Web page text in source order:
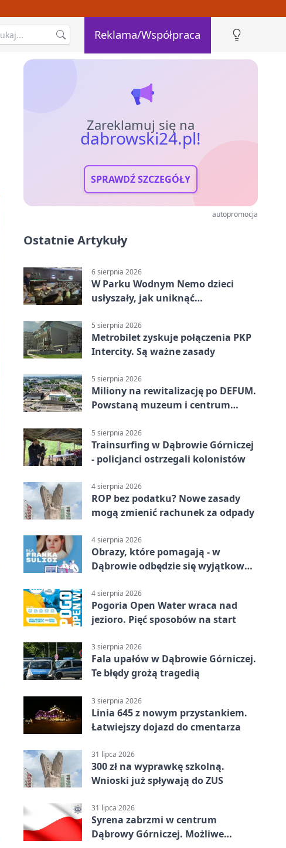
Reklama/Współpraca
Zareklamuj się na
dabrowski24.pl!
SPRAWDŹ SZCZEGÓŁY
autopromocja
Ostatnie Artykuły
6 sierpnia 2026
W Parku Wodnym Nemo dzieci
usłyszały, jak uniknąć
5 sierpnia 2026
Metrobilet zyskuje połączenia PKP
Intercity. Są ważne zasady
5 sierpnia 2026
Miliony na rewitalizację po DEFUM.
Powstaną muzeum i centrum
5 sierpnia 2026
Trainsurfing w Dąbrowie Górniczej
- policjanci ostrzegali kolonistów
4 sierpnia 2026
ROP bez podatku? Nowe zasady
mogą zmienić rachunek za odpady
4 sierpnia 2026
Obrazy, które pomagają - w
Dąbrowie odbędzie się wyjątkowa
4 sierpnia 2026
Pogoria Open Water wraca nad
jezioro. Pięć sposobów na start
3 sierpnia 2026
Fala upałów w Dąbrowie Górniczej.
Te błędy grożą tragedią
3 sierpnia 2026
Linia 645 z nowym przystankiem.
Łatwiejszy dojazd do cmentarza
31 lipca 2026
300 zł na wyprawkę szkolną.
Wnioski już spływają do ZUS
31 lipca 2026
Syrena zabrzmi w centrum
Dąbrowy Górniczej. Możliwe